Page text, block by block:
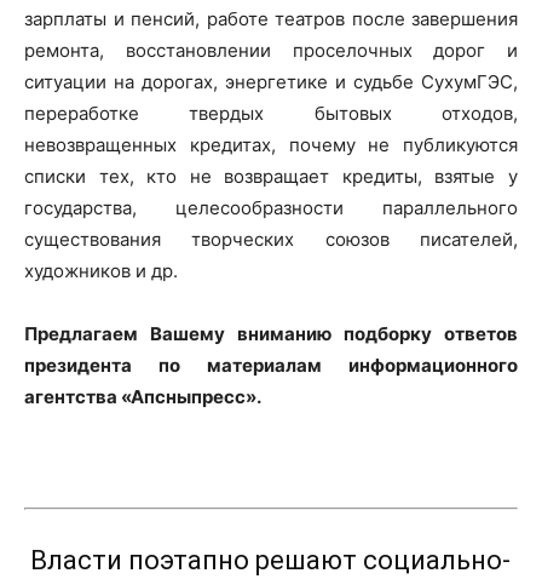
зарплаты и пенсий, работе театров после завершения
ремонта, восстановлении проселочных дорог и
ситуации на дорогах, энергетике и судьбе СухумГЭС,
переработке твердых бытовых отходов,
невозвращенных кредитах, почему не публикуются
списки тех, кто не возвращает кредиты, взятые у
государства, целесообразности параллельного
существования творческих союзов писателей,
художников и др.
Предлагаем Вашему вниманию подборку ответов
президента по материалам информационного
агентства «Апсныпресс».
Власти поэтапно решают социально-